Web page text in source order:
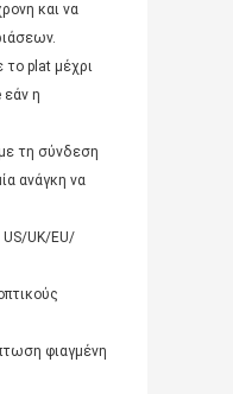
και να
το plat μέχρι
η
τη σύνδεση
ανάγκη να
UK/EU/
φιαγμένη